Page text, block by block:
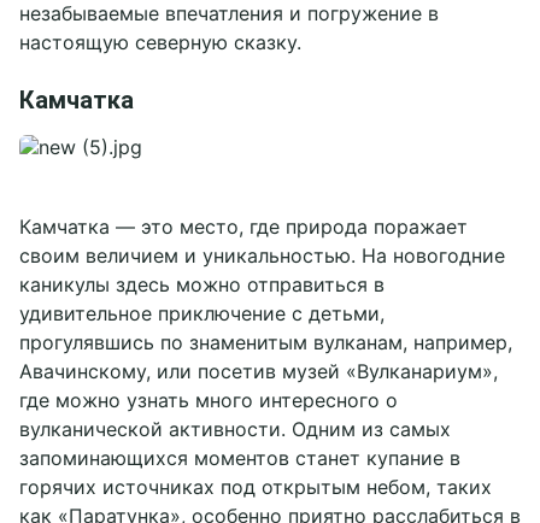
незабываемые впечатления и погружение в
настоящую северную сказку.
Камчатка
Камчатка — это место, где природа поражает
своим величием и уникальностью. На новогодние
каникулы здесь можно отправиться в
удивительное приключение с детьми,
прогулявшись по знаменитым вулканам, например,
Авачинскому, или посетив музей «Вулканариум»,
где можно узнать много интересного о
вулканической активности. Одним из самых
запоминающихся моментов станет купание в
горячих источниках под открытым небом, таких
как «Паратунка», особенно приятно расслабиться в